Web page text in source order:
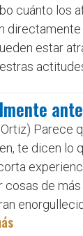
cuánto los
estar
Parece
te dicen lo
cosas de